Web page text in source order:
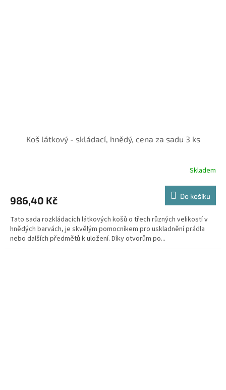
Koš látkový - skládací, hnědý, cena za sadu 3 ks
Skladem
986,40 Kč Do košíku
Tato sada rozkládacích látkových košů o třech různých velikostí v
hnědých barvách, je skvělým pomocníkem pro uskladnění prádla
nebo dalších předmětů k uložení. Díky otvorům po...